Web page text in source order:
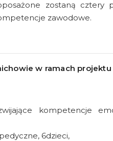
zostaną cztery
zawodowe.
w ramach
kompetencje
6dzieci,